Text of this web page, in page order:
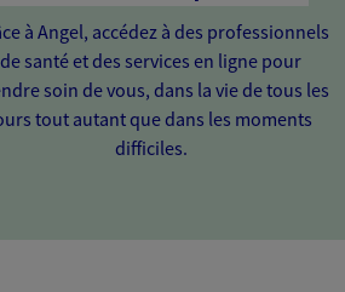
à Angel, accédez à des professionnels
de santé et des services en ligne pour
soin de vous, dans la vie de tous les
tout autant que dans les moments
difficiles.